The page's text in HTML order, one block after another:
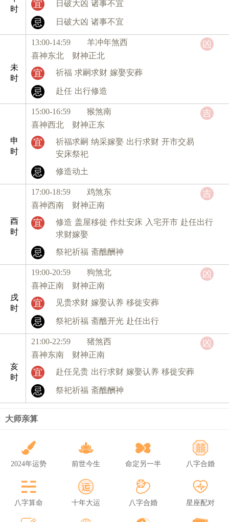
时
宜 日破大凶 诸事不宜
忌 日破大凶 诸事不宜
未
时
13:00-14:59 羊冲年煞西
喜神东北 财神正北
宜 祈福 求嗣求财 嫁娶安葬
忌 赴任 出行修造
凶
申
时
15:00-16:59 猴煞南
喜神西北 财神正东
宜 祈福求嗣 纳采嫁娶 出行求财 开市交易
安床祭祀
忌 修造动土
吉
酉
时
17:00-18:59 鸡煞东
喜神西南 财神正南
宜 修造 盖屋移徙 作灶安床 入宅开市 赴任出行
求财嫁娶
忌 祭祀祈福 斋醮酬神
吉
戌
时
19:00-20:59 狗煞北
喜神正南 财神正南
宜 见贵求财 嫁娶认养 移徙安葬
忌 祭祀祈福 斋醮开光 赴任出行
凶
亥
时
21:00-22:59 猪煞西
喜神东南 财神正南
宜 赴任见贵 出行求财 嫁娶认养 移徙安葬
忌 祭祀祈福 斋醮酬神
凶
大师亲算
2024年运势 前世今生 命定另一半 八字合婚
八字算命 十年大运 八字合婚 星座配对